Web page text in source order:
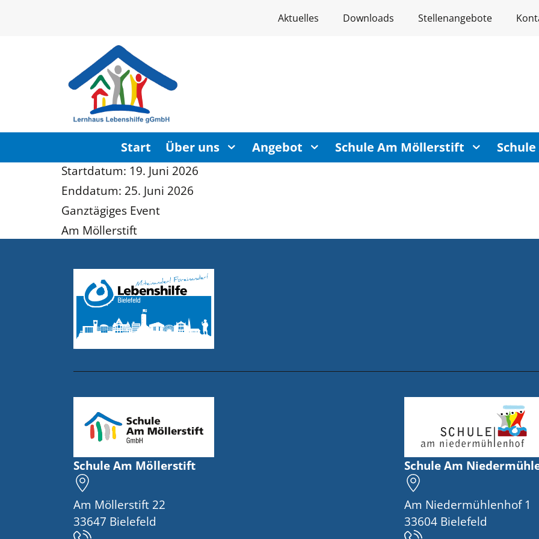
Aktuelles Downloads Stellenangebote
Start Über uns Angebot Schule Am Möllerstift
Start­da­tum: 19. Juni 2026
Endda­tum: 25. Juni 2026
Ganz­tä­gi­ges Event
Am Möller­stift
Schule Am Möllerstift
Am Möllerstift 22
33647 Bielefeld
Schule Am
Am Niedermühlenhof 1
33604 Bielefeld